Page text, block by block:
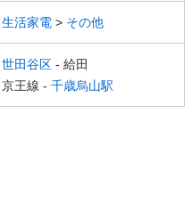
生活家電 > その他
世田谷区 - 給田
京王線 - 千歳烏山駅